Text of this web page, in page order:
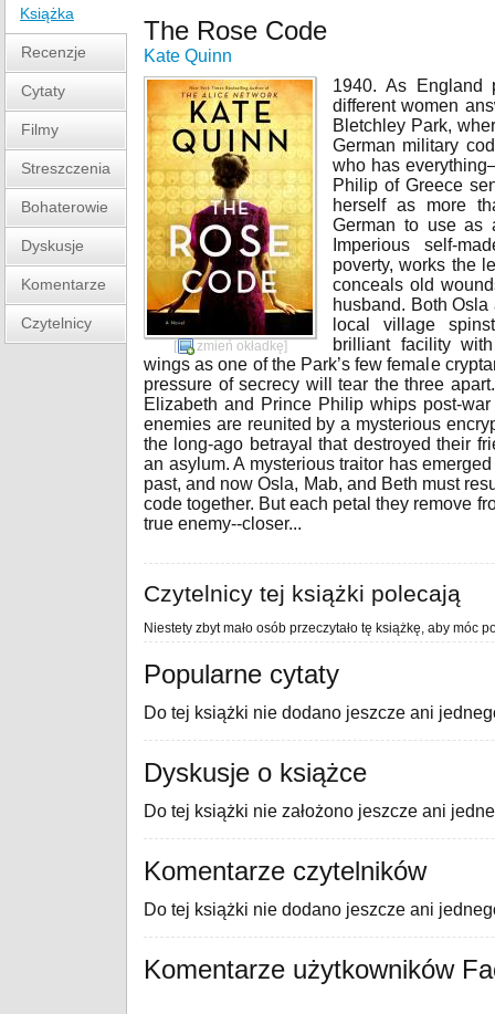
Książka
Recenzje
Cytaty
Filmy
Streszczenia
Bohaterowie
Dyskusje
Komentarze
Czytelnicy
The Rose Code
Kate Quinn
[ zmień okładkę]
1940. As England
different women
Bletchley Park,
German military
who has
Philip of Greece
herself as more
German to use as
Imperious self-
poverty, works the
conceals old
husband. Both
local village
brilliant facility
wings as one of the Park’s few female
pressure of secrecy will tear the three
Elizabeth and Prince Philip whips post-
enemies are reunited by a mysterious
the long-ago betrayal that destroyed their
an asylum. A mysterious traitor has
past, and now Osla, Mab, and Beth must
code together. But each petal they remove
true enemy--closer...
Czytelnicy tej książki polecają
Niestety zbyt mało osób przeczytało tę książkę, aby móc
Popularne cytaty
Do tej książki nie dodano jeszcze ani
Dyskusje o książce
Do tej książki nie założono jeszcze ani
Komentarze czytelników
Do tej książki nie dodano jeszcze ani
Komentarze użytkowników